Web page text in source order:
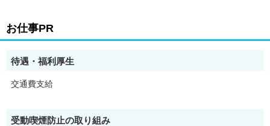
お仕事PR
待遇・福利厚生
交通費支給
受動喫煙防止の取り組み